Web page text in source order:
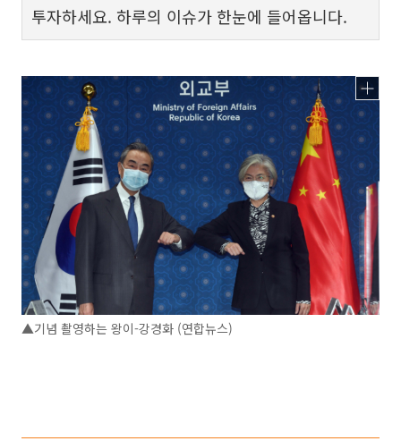
투자하세요. 하루의 이슈가 한눈에 들어옵니다.
▲기념 촬영하는 왕이-강경화 (연합뉴스)